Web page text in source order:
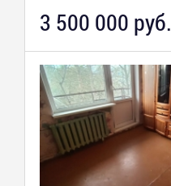
3 500 000 руб.